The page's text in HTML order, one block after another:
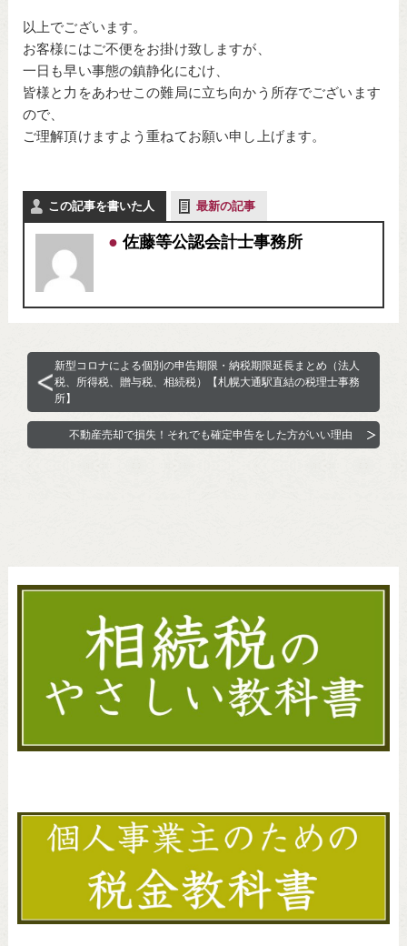
以上でございます。
お客様にはご不便をお掛け致しますが、
一日も早い事態の鎮静化にむけ、
皆様と力をあわせこの難局に立ち向かう所存でございます
ので、
ご理解頂けますよう重ねてお願い申し上げます。
この記事を書いた人 最新の記事
佐藤等公認会計士事務所
新型コロナによる個別の申告期限・納税期限延長まとめ（法人
税、所得税、贈与税、相続税）【札幌大通駅直結の税理士事務
所】
不動産売却で損失！それでも確定申告をした方がいい理由